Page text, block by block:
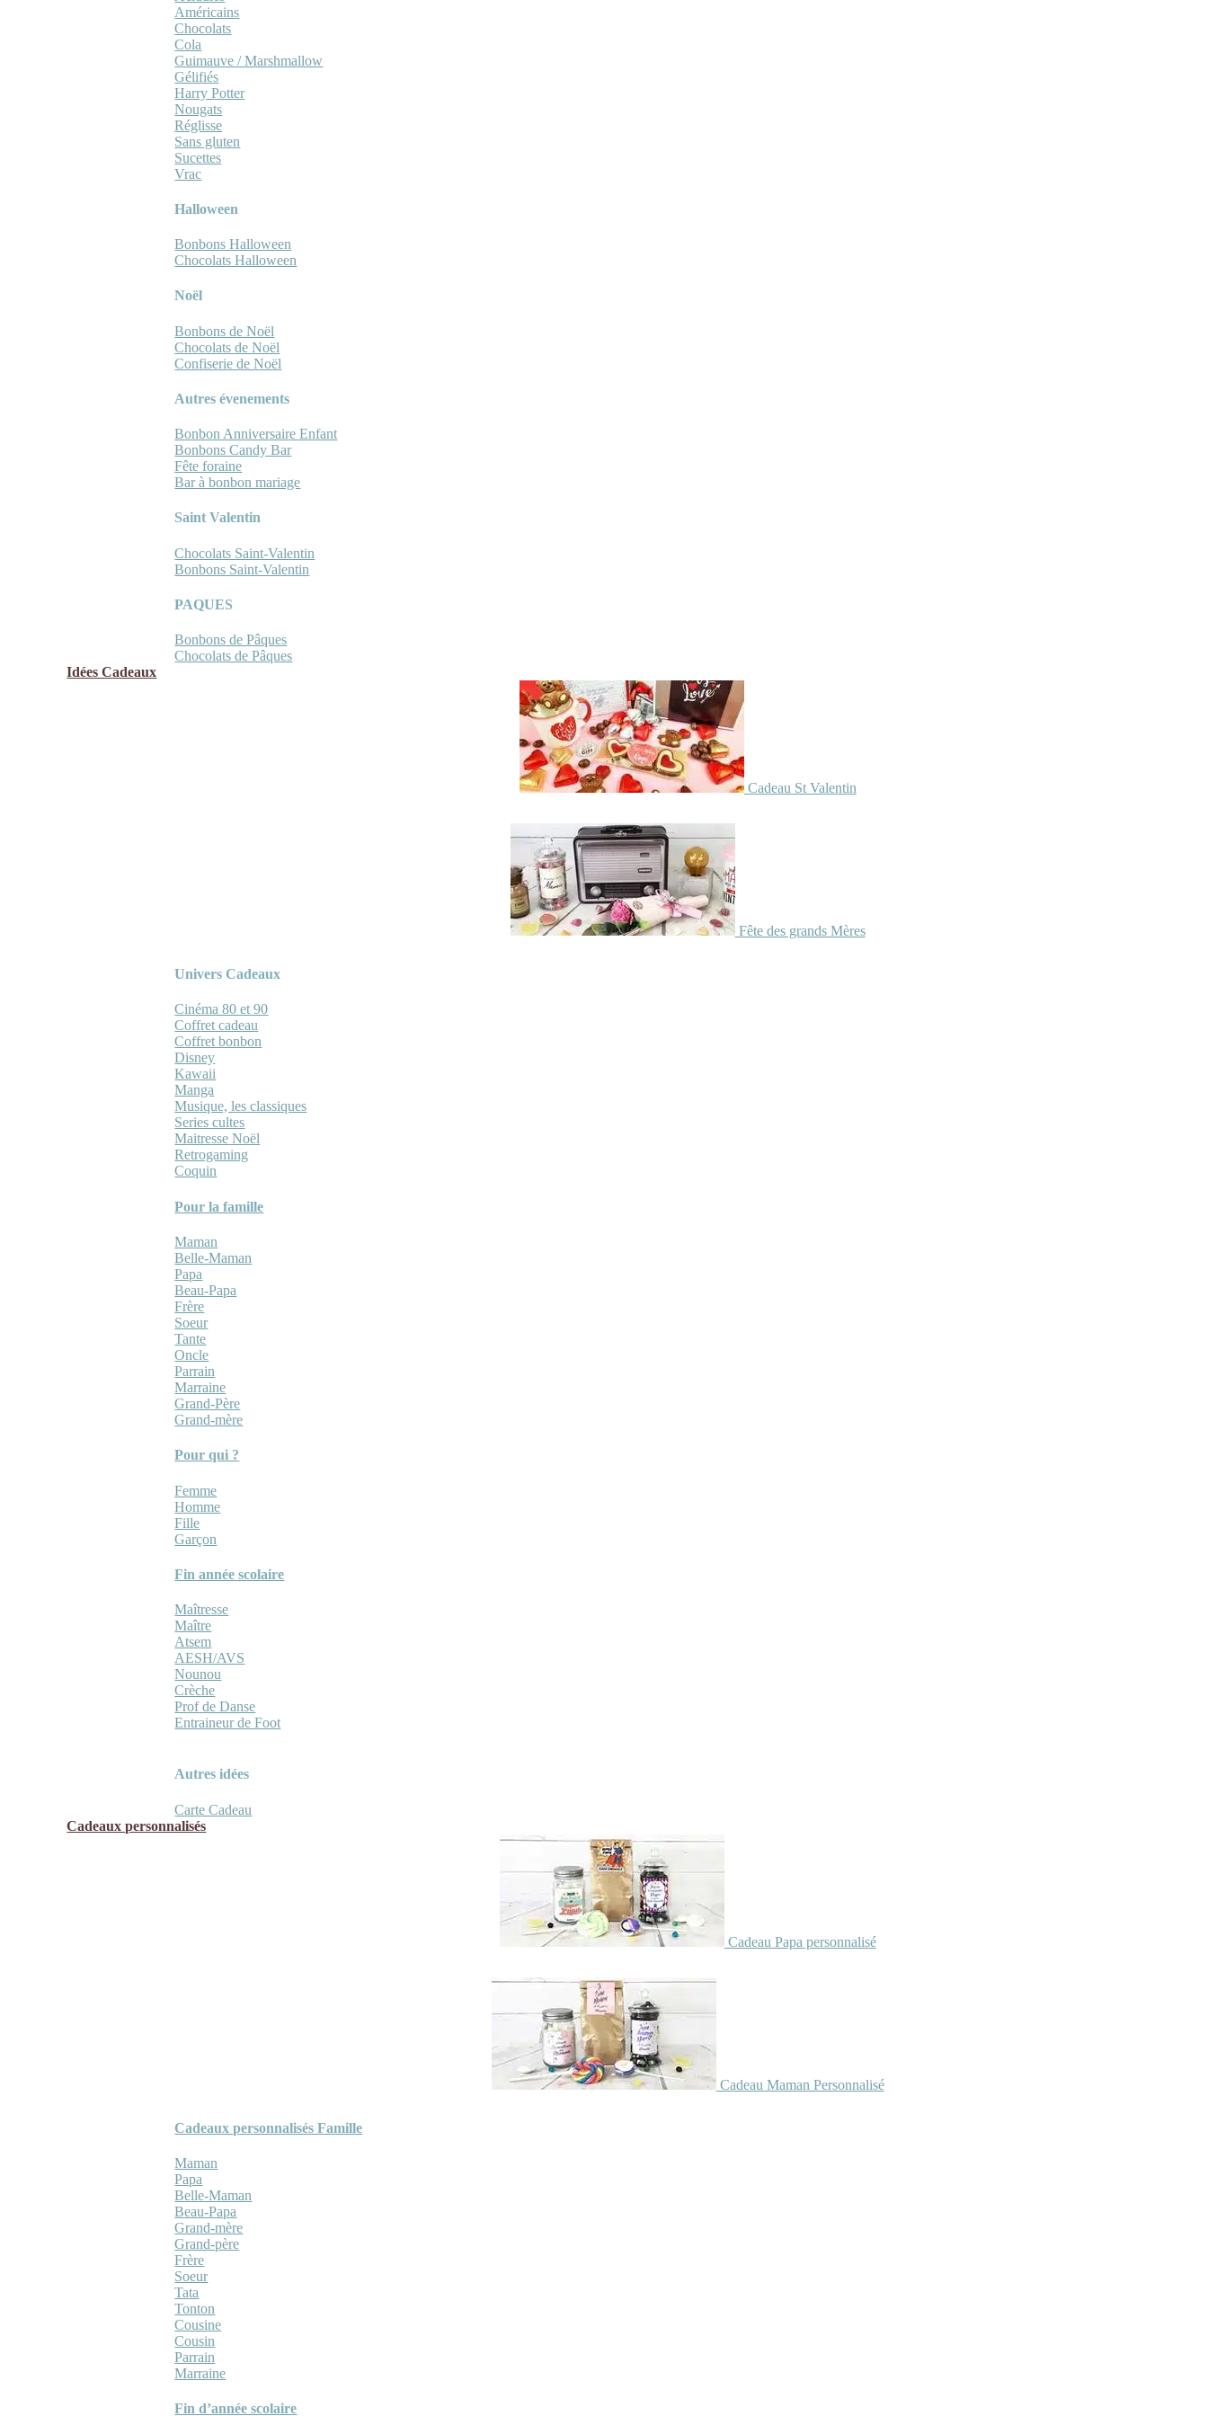
Américains
Chocolats
Cola
Guimauve / Marshmallow
Gélifiés
Harry Potter
Nougats
Réglisse
Sans gluten
Sucettes
Vrac
Halloween
Bonbons Halloween
Chocolats Halloween
Noël
Bonbons de Noël
Chocolats de Noël
Confiserie de Noël
Autres évenements
Bonbon Anniversaire Enfant
Bonbons Candy Bar
Fête foraine
Bar à bonbon mariage
Saint Valentin
Chocolats Saint-Valentin
Bonbons Saint-Valentin
PAQUES
Bonbons de Pâques
Chocolats de Pâques
Idées Cadeaux
Cadeau St Valentin
Fête des grands Mères
Univers Cadeaux
Cinéma 80 et 90
Coffret cadeau
Coffret bonbon
Disney
Kawaii
Manga
Musique, les classiques
Series cultes
Maitresse Noël
Retrogaming
Coquin
Pour la famille
Maman
Belle-Maman
Papa
Beau-Papa
Frère
Soeur
Tante
Oncle
Parrain
Marraine
Grand-Père
Grand-mère
Pour qui ?
Femme
Homme
Fille
Garçon
Fin année scolaire
Maîtresse
Maître
Atsem
AESH/AVS
Nounou
Crèche
Prof de Danse
Entraineur de Foot
Autres idées
Carte Cadeau
Cadeaux personnalisés
Cadeau Papa personnalisé
Cadeau Maman Personnalisé
Cadeaux personnalisés Famille
Maman
Papa
Belle-Maman
Beau-Papa
Grand-mère
Grand-père
Frère
Soeur
Tata
Tonton
Cousine
Cousin
Parrain
Marraine
Fin d’année scolaire